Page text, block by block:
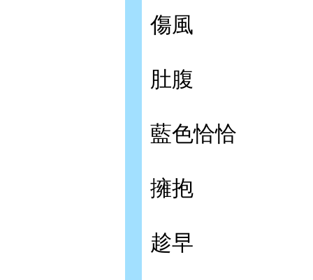
傷風
肚腹
藍色恰恰
擁抱
趁早